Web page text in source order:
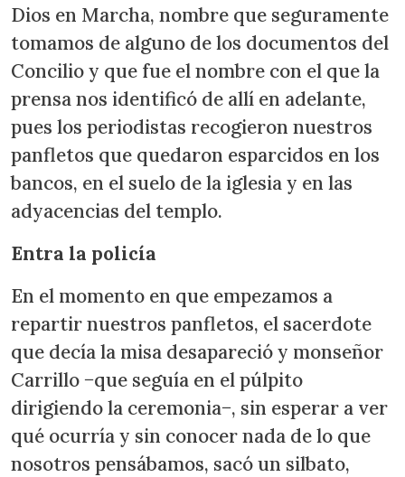
Dios en Marcha, nombre que seguramente
tomamos de alguno de los documentos del
Concilio y que fue el nombre con el que la
prensa nos identificó de allí en adelante,
pues los periodistas recogieron nuestros
panfletos que quedaron esparcidos en los
bancos, en el suelo de la iglesia y en las
adyacencias del templo.
Entra la policía
En el momento en que empezamos a
repartir nuestros panfletos, el sacerdote
que decía la misa desapareció y monseñor
Carrillo −que seguía en el púlpito
dirigiendo la ceremonia−, sin esperar a ver
qué ocurría y sin conocer nada de lo que
nosotros pensábamos, sacó un silbato,